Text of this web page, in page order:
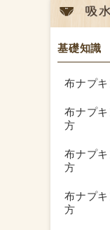
基礎知識
布ナプ
布ナプ
方
布ナプ
方
布ナプ
方